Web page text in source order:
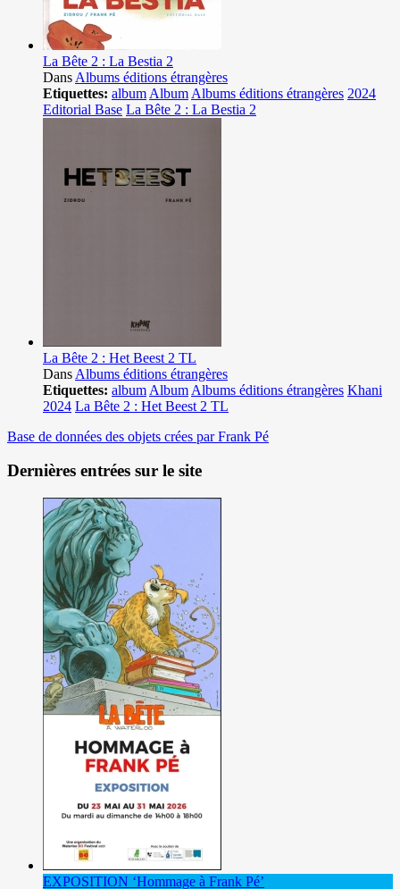
La Bête 2 : La Bestia 2
Dans Albums éditions étrangères
Etiquettes: album Album Albums éditions étrangères 2024
Editorial Base La Bête 2 : La Bestia 2
La Bête 2 : Het Beest 2 TL
Dans Albums éditions étrangères
Etiquettes: album Album Albums éditions étrangères Khani
2024 La Bête 2 : Het Beest 2 TL
Base de données des objets crées par Frank Pé
Dernières entrées sur le site
EXPOSITION ‘Hommage à Frank Pé’